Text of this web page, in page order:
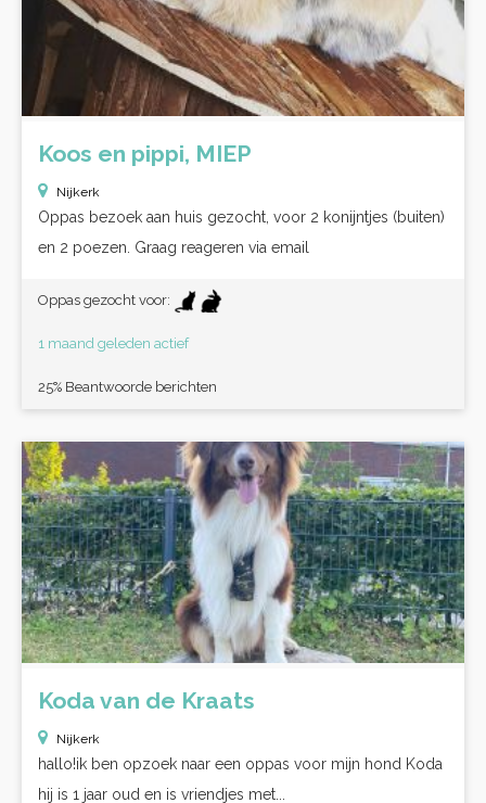
Koos en pippi, MIEP
Nijkerk
Oppas bezoek aan huis gezocht, voor 2 konijntjes (buiten)
en 2 poezen. Graag reageren via email
Oppas gezocht voor:
1 maand geleden actief
25% Beantwoorde berichten
Koda van de Kraats
Nijkerk
hallo!ik ben opzoek naar een oppas voor mijn hond Koda
hij is 1 jaar oud en is vriendjes met...